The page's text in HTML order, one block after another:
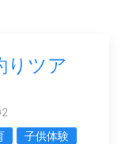
りツア
子供体験